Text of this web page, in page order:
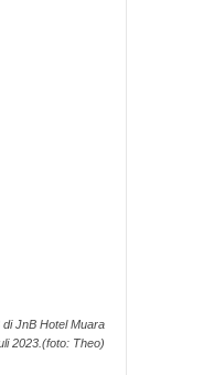
JnB Hotel Muara
2023.(foto: Theo)